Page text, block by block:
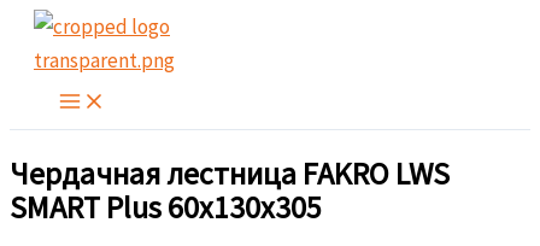
Перейти
содержимому
Чердачная лестница FAKRO LWS
SMART Plus 60х130х305